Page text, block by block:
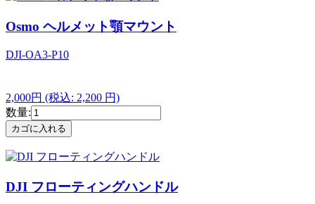
Osmo ヘルメット顎マウント
DJI-OA3-P10
2,000円 (税込: 2,200 円)
数量:
DJI フローティングハンドル